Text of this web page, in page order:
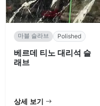
마블 슬라브 Polished
베르데 티노 대리석 슬
래브
상세 보기